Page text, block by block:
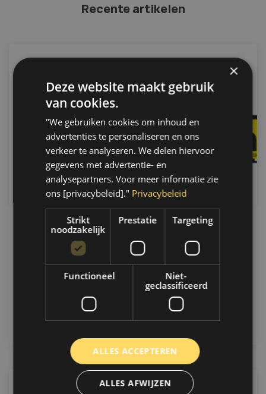
Recente artikelen
8 Juni 2026
MécaTech Additieven: Optimale
Motorprestaties en Preventief Onderhoud
Ontdek alles over MécaTech additieven,
brandstofreinigers en motoronderhoud. Verbeter
prestaties, verlaag verbruik en voorkom dure
×
Deze website maakt gebruik
van cookies.
"We gebruiken cookies om inhoud en
advertenties te personaliseren en ons
verkeer te analyseren. We delen hiervoor
gegevens met advertentie- en
analysepartners. Voor meer informatie zie
ons [privacybeleid]." Privacybeleid
Strikt
noodzakelijk
Prestatie Targeting
Functioneel
Niet-
geclassificeerd
ALLES ACCEPTEREN
ALLES AFWIJZEN